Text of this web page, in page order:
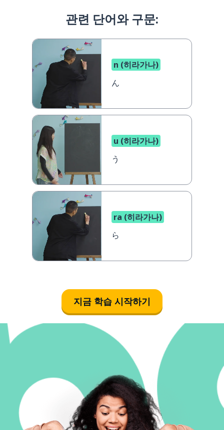
관련 단어와 구문:
n (히라가나)
ん
u (히라가나)
う
ra (히라가나)
ら
지금 학습 시작하기